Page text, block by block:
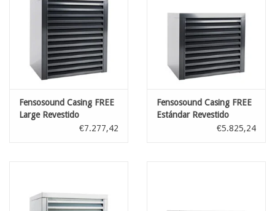
Fensosound Casing FREE
Large Revestido
€7.277,42
Fensosound Casing FREE
Estándar Revestido
€5.825,24